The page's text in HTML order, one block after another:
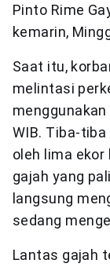
Pinto Rime
kemarin,
Saat itu,
melintasi
WIB. Tiba-
oleh lima ekor
gajah yang
langsung
sedang
Lantas gajah